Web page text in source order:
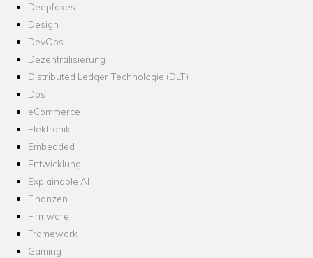
Deepfakes
Design
DevOps
Dezentralisierung
Distributed Ledger Technologie (DLT)
Dos
eCommerce
Elektronik
Embedded
Entwicklung
Explainable AI
Finanzen
Firmware
Framework
Gaming